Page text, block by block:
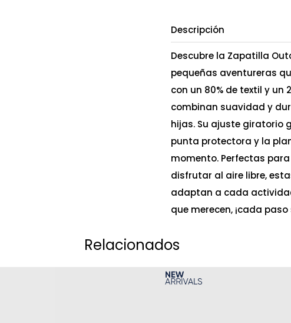
Descripción
Descubre la Zapatilla
pequeñas aventureras
con un 80% de textil y
combinan suavidad y
hijas. Su ajuste giratorio
punta protectora y la
momento. Perfectas
disfrutar al aire libre,
adaptan a cada
que merecen, ¡cada
Relacionados